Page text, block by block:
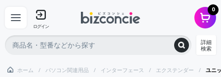
ログイン
0
詳細
検索
ホーム パソコン関連用品 インターフェース エクステンダー ユニ